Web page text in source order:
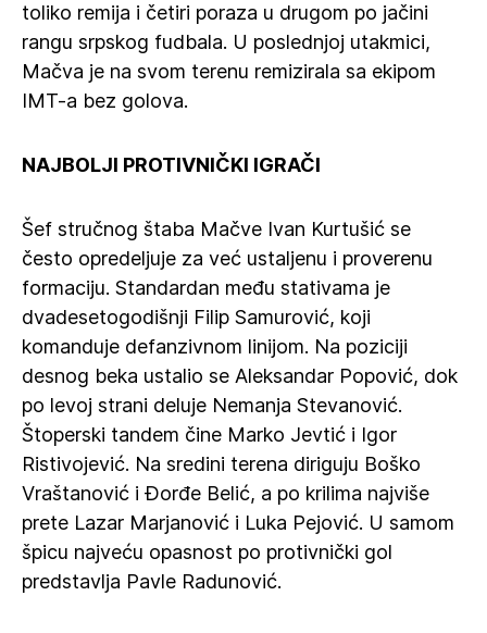
toliko remija i četiri poraza u drugom po jačini
rangu srpskog fudbala. U poslednjoj utakmici,
Mačva je na svom terenu remizirala sa ekipom
IMT-a bez golova.
NAJBOLJI PROTIVNIČKI IGRAČI
Šef stručnog štaba Mačve Ivan Kurtušić se
često opredeljuje za već ustaljenu i proverenu
formaciju. Standardan među stativama je
dvadesetogodišnji Filip Samurović, koji
komanduje defanzivnom linijom. Na poziciji
desnog beka ustalio se Aleksandar Popović, dok
po levoj strani deluje Nemanja Stevanović.
Štoperski tandem čine Marko Jevtić i Igor
Ristivojević. Na sredini terena diriguju Boško
Vraštanović i Đorđe Belić, a po krilima najviše
prete Lazar Marjanović i Luka Pejović. U samom
špicu najveću opasnost po protivnički gol
predstavlja Pavle Radunović.